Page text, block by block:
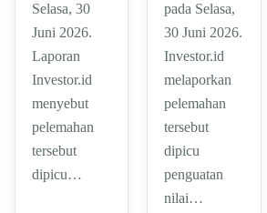
Selasa, 30
Juni 2026.
Laporan
Investor.id
menyebut
pelemahan
tersebut
dipicu…
pada Selasa,
30 Juni 2026.
Investor.id
melaporkan
pelemahan
tersebut
dipicu
penguatan
nilai…